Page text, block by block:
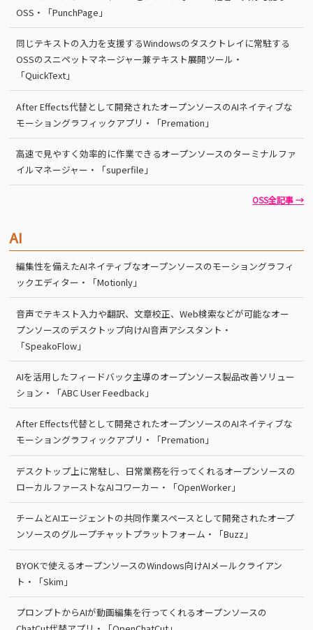
OSS・「PunchPage」
同じテキストの入力を支援するWindowsのタスクトレイに常駐する
OSSのスニペットマネージャー兼テキスト展開ツール・
「QuickText」
After Effects代替として開発されたオープンソースのAIネイティブな
モーショングラフィックアプリ・「Premation」
高速で見やすく効率的に作業できるオープンソースのターミナルファ
イルマネージャー・「superfile」
OSS全記事 →
AI
編集性を備えたAIネイティブなオープンソースのモーショングラフィ
ックエディター・「Motionly」
音声でテキスト入力や翻訳、文章校正、Web検索などが可能なオー
プンソースのデスクトップ向けAI音声アシスタント・
「SpeakoFlow」
AIを活用したフィードバック主導のオープンソース製品改善ソリュー
ション・「ABC User Feedback」
After Effects代替として開発されたオープンソースのAIネイティブな
モーショングラフィックアプリ・「Premation」
デスクトップ上に常駐し、日常業務を行ってくれるオープンソースの
ローカルファーストなAIコワーカー・「OpenWorker」
チームとAIエージェントの共同作業スペースとして開発されたオープ
ンソースのグループチャットプラットフォーム・「Buzz」
BYOKで使えるオープンソースのWindows向けAIメールクライアン
ト・「Skim」
プロンプトからAIが動画編集を行ってくれるオープンソースの